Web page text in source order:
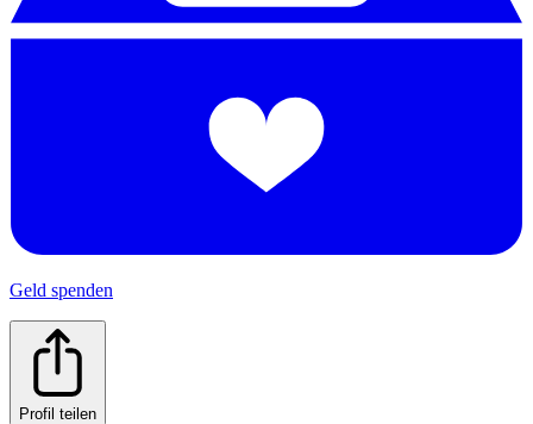
Geld spenden
Profil teilen